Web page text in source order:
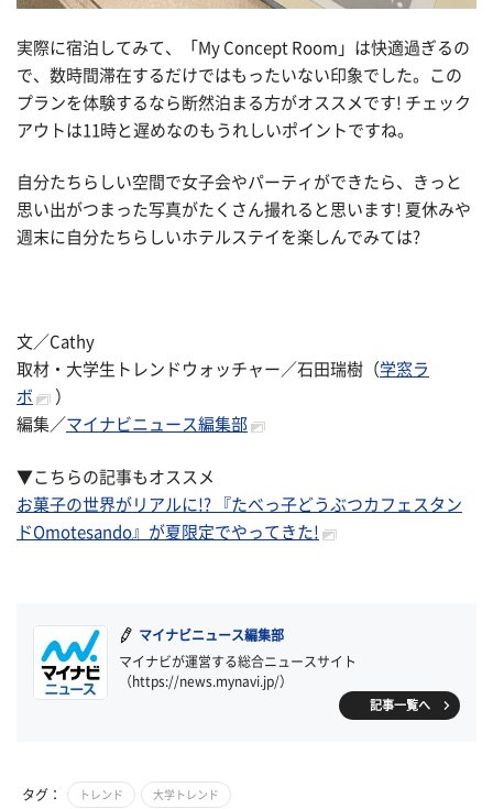
実際に宿泊してみて、「My Concept Room」は快適過ぎるの
で、数時間滞在するだけではもったいない印象でした。この
プランを体験するなら断然泊まる方がオススメです! チェック
アウトは11時と遅めなのもうれしいポイントですね。
自分たちらしい空間で女子会やパーティができたら、きっと
思い出がつまった写真がたくさん撮れると思います! 夏休みや
週末に自分たちらしいホテルステイを楽しんでみては?
文／Cathy
取材・大学生トレンドウォッチャー／石田瑞樹（ 学窓ラ
ボ
）
編集／ マイナビニュース編集部
▼こちらの記事もオススメ
お菓子の世界がリアルに!? 『たべっ子どうぶつカフェスタン
ドOmotesando』が夏限定でやってきた!
マイナビニュース編集部
マイナビが運営する総合ニュースサイト
（https://news.mynavi.jp/）
記事一覧へ
タグ： トレンド 大学トレンド